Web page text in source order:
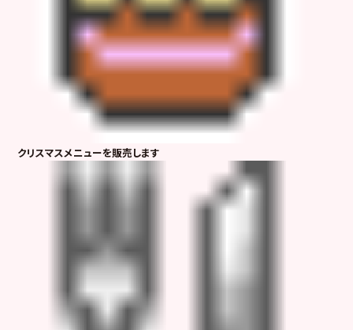
クリスマスメニューを販売します